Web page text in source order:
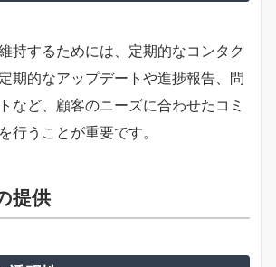
持するためには、定期的なコンタク
期的なアップデートや進捗報告、問
など、顧客のニーズに合わせたコミ
行うことが重要です。
提供